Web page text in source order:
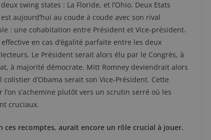
swing states : La Floride, et l’Ohio. Deux Etats
aujourd’hui au coude à coude avec son rival
: une cohabitation entre Président et Vice-président.
en cas d’égalité parfaite entre les deux
Le Président serait alors élu par le Congrès, à
à majorité démocrate. Mitt Romney deviendrait alors
d’Obama serait son Vice-Président. Cette
s’achemine plutôt vers un scrutin serré où les
cruciaux.
ces recomptes, aurait encore un rôle crucial à jouer.